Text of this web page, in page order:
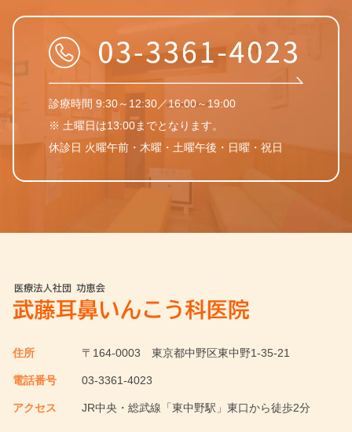
診療時間 9:30～12:30／16:00～19:00
※ 土曜日は13:00までとなります。
休診日 火曜午前・木曜・土曜午後・日曜・祝日
住所 〒164-0003 東京都中野区東中野1-35-21
電話番号 03-3361-4023
アクセス JR中央・総武線「東中野駅」東口から徒歩2分